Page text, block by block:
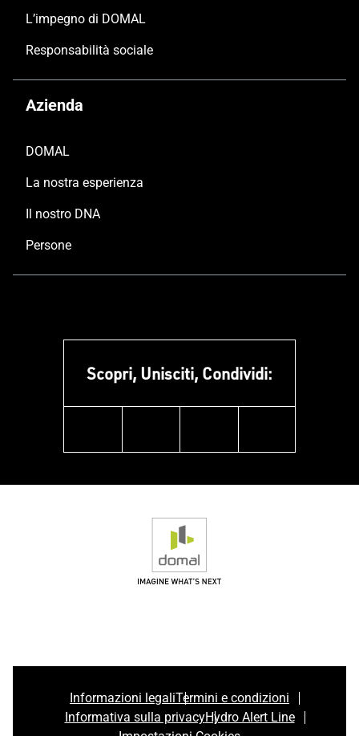
L’impegno di DOMAL
Responsabilità sociale
Azienda
DOMAL
La nostra esperienza
Il nostro DNA
Persone
Scopri, Unisciti, Condividi:
Informazioni legaliTermini e condizioni
Informativa sulla privacyHydro Alert Line